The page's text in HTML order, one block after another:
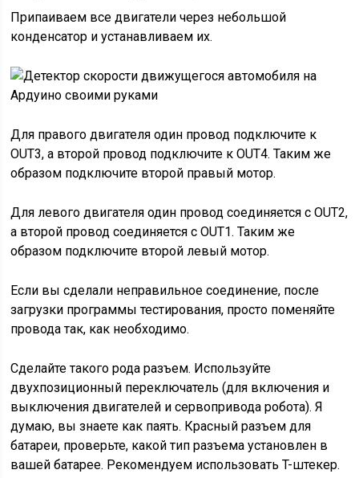
Припаиваем все двигатели через небольшой
конденсатор и устанавливаем их.
Для правого двигателя один провод подключите к
OUT3, а второй провод подключите к OUT4. Таким же
образом подключите второй правый мотор.
Для левого двигателя один провод соединяется с OUT2,
а второй провод соединяется с OUT1. Таким же
образом подключите второй левый мотор.
Если вы сделали неправильное соединение, после
загрузки программы тестирования, просто поменяйте
провода так, как необходимо.
Сделайте такого рода разъем. Используйте
двухпозиционный переключатель (для включения и
выключения двигателей и сервопривода робота). Я
думаю, вы знаете как паять. Красный разъем для
батареи, проверьте, какой тип разъема установлен в
вашей батарее. Рекомендуем использовать T-штекер.